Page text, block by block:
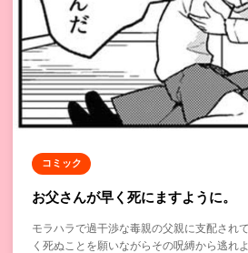
コミック
お父さんが早く死にますように。
モラハラで過干渉な毒親の父親に支配され
く死ぬことを願いながらその呪縛から逃れ